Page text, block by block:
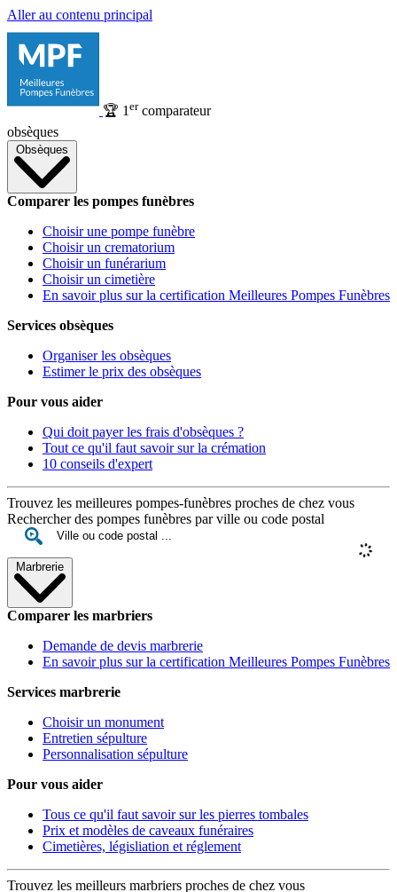
Aller au contenu principal
🏆 1 ercomparateur
obsèques
Obsèques
Comparer les pompes funèbres
Choisir une pompe funèbre
Choisir un crematorium
Choisir un funérarium
Choisir un cimetière
En savoir plus sur la certification Meilleures Pompes Funèbres
Services obsèques
Organiser les obsèques
Estimer le prix des obsèques
Pour vous aider
Qui doit payer les frais d'obsèques ?
Tout ce qu'il faut savoir sur la crémation
10 conseils d'expert
Trouvez les meilleures pompes-funèbres proches de chez vous
Rechercher des pompes funèbres par ville ou code postal
Marbrerie
Comparer les marbriers
Demande de devis marbrerie
En savoir plus sur la certification Meilleures Pompes Funèbres
Services marbrerie
Choisir un monument
Entretien sépulture
Personnalisation sépulture
Pour vous aider
Tous ce qu'il faut savoir sur les pierres tombales
Prix et modèles de caveaux funéraires
Cimetières, législiation et réglement
Trouvez les meilleurs marbriers proches de chez vous